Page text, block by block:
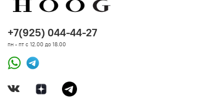
+7(925) 044-44-27
пн - пт с 12.00 до 18.00